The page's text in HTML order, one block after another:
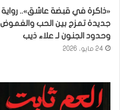
«ذاكرة في قبضة عاشق».. رواية
جديدة تمزج بين الحب والغموض
وحدود الجنون لـ علاء ذيب
24 مايو، 2026